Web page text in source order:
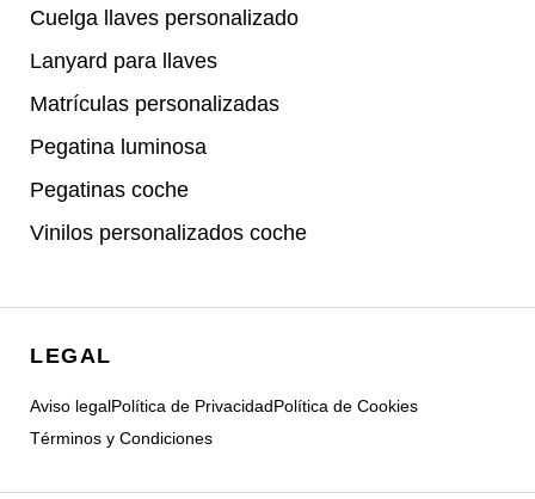
Cuelga llaves personalizado
Lanyard para llaves
Matrículas personalizadas
Pegatina luminosa
Pegatinas coche
Vinilos personalizados coche
LEGAL
Aviso legalPolítica de PrivacidadPolítica de Cookies
Términos y Condiciones